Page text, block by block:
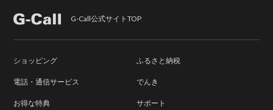
G-Call公式サイトTOP
ショッピング ふるさと納税
電話・通信サービス でんき
お得な特典 サポート